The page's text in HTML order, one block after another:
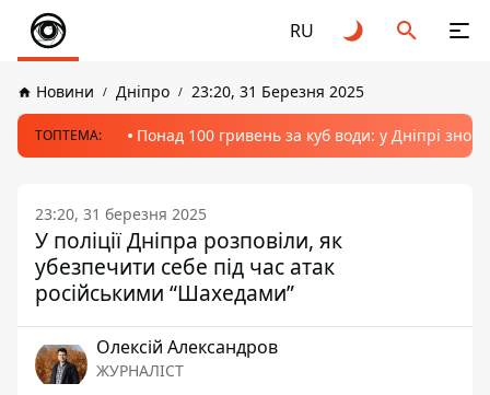
RU
Новини Дніпро 23:20, 31 Березня 2025
ТОПТЕМА: Понад 100 гривень за куб води: у Дніпрі
23:20, 31 березня 2025
У поліції Дніпра розповіли, як
убезпечити себе під час атак
російськими “Шахедами”
Олексій Александров
ЖУРНАЛІСТ